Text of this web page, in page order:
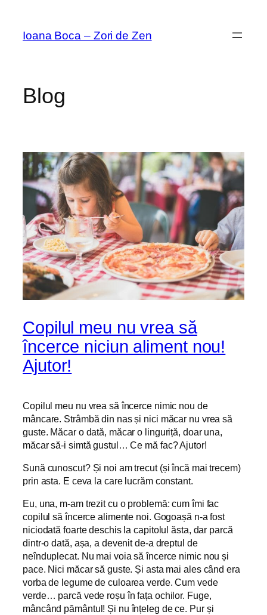
conținut
Ioana Boca – Zori de Zen
Blog
Copilul meu nu vrea să
încerce niciun aliment nou!
Ajutor!
Copilul meu nu vrea să încerce nimic nou de
mâncare. Strâmbă din nas și nici măcar nu vrea să
guste. Măcar o dată, măcar o linguriță, doar una,
măcar să-i simtă gustul… Ce mă fac? Ajutor!
Sună cunoscut? Și noi am trecut (și încă mai trecem)
prin asta. E ceva la care lucrăm constant.
Eu, una, m-am trezit cu o problemă: cum îmi fac
copilul să încerce alimente noi. Gogoașă n-a fost
niciodată foarte deschis la capitolul ăsta, dar parcă
dintr-o dată, așa, a devenit de-a dreptul de
neînduplecat. Nu mai voia să încerce nimic nou și
pace. Nici măcar să guste. Și asta mai ales când era
vorba de legume de culoarea verde. Cum vede
verde… parcă vede roșu în fața ochilor. Fuge,
mâncând pământul! Și nu înțeleg de ce. Pur și